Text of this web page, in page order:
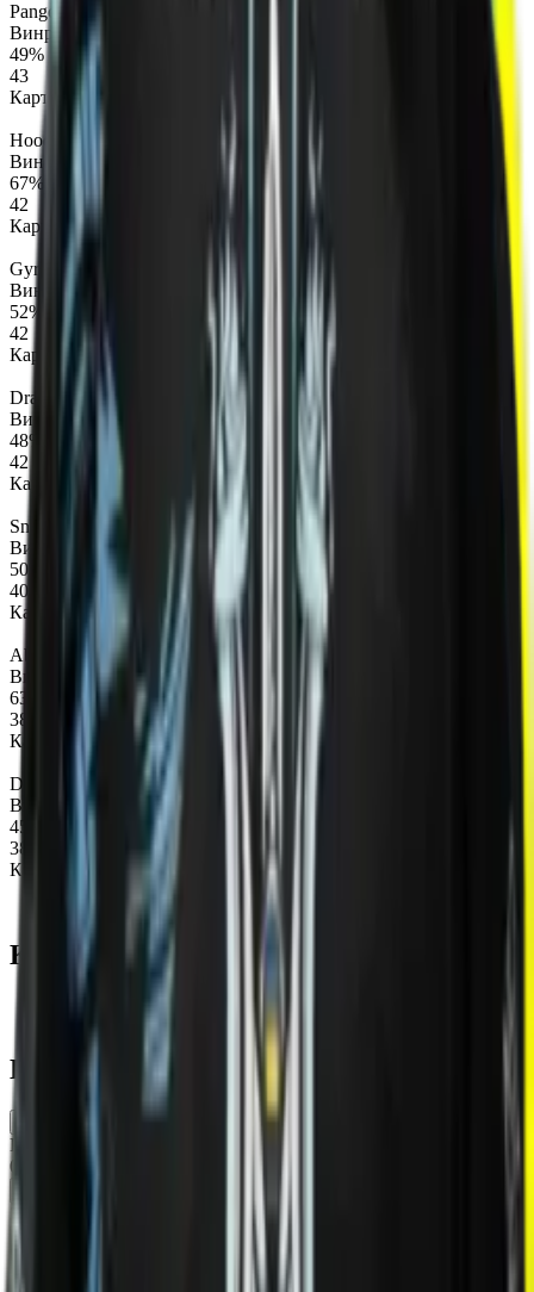
Pangolier
Винрейт карт
49%
43
Карты
Hoodwink
Винрейт карт
67%
42
Карты
Gyrocopter
Винрейт карт
52%
42
Карты
Dragon Knight
Винрейт карт
48%
42
Карты
Snapfire
Винрейт карт
50%
40
Карты
Abaddon
Винрейт карт
63%
38
Карты
Dark Willow
Винрейт карт
45%
38
Карты
Карты Недавние
Команда Статистика
Производительность
Размер выборки:
0%
36%